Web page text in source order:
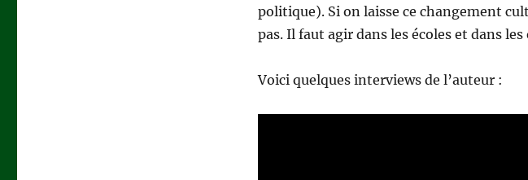
politique). Si on laisse ce changement
pas. Il faut agir dans les écoles et dans
Voici quelques interviews de l’auteur :